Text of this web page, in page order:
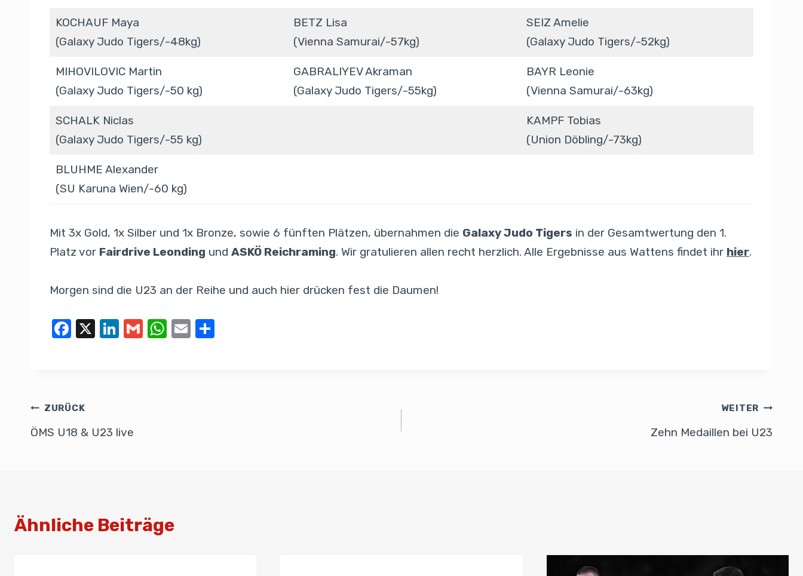
KOCHAUF Maya
(Galaxy Judo Tigers/-48kg)
BETZ Lisa
(Vienna Samurai/-57kg)
SEIZ Amelie
(Galaxy Judo Tigers/-52kg)
MIHOVILOVIC Martin
(Galaxy Judo Tigers/-50 kg)
GABRALIYEV Akraman
(Galaxy Judo Tigers/-55kg)
BAYR Leonie
(Vienna Samurai/-63kg)
SCHALK Niclas
(Galaxy Judo Tigers/-55 kg)
KAMPF Tobias
(Union Döbling/-73kg)
BLUHME Alexander
(SU Karuna Wien/-60 kg)
Mit 3x Gold, 1x Silber und 1x Bronze, sowie 6 fünften Plätzen, übernahmen die Galaxy Judo Tigers in der Gesamtwertung den 1.
Platz vor Fairdrive Leonding und ASKÖ Reichraming. Wir gratulieren allen recht herzlich. Alle Ergebnisse aus Wattens findet ihr hier.
Morgen sind die U23 an der Reihe und auch hier drücken fest die Daumen!
F
b
o
o
X
Li
n
G
W E
ZURÜCK
ÖMS U18 & U23 live
WEITER
Zehn Medaillen bei U23
Ähnliche Beiträge